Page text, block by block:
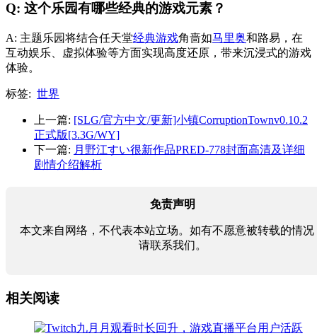
Q: 这个乐园有哪些经典的游戏元素？
A: 主题乐园将结合任天堂经典游戏角啬如马里奥和路易，在
互动娱乐、虚拟体验等方面实现高度还原，带来沉浸式的游戏
体验。
标签: 世界
上一篇: [SLG/官方中文/更新]小镇CorruptionTownv0.10.2
正式版[3.3G/WY]
下一篇: 月野江すい很新作品PRED-778封面高清及详细
剧情介绍解析
免责声明
本文来自网络，不代表本站立场。如有不愿意被转载的情况
请联系我们。
相关阅读